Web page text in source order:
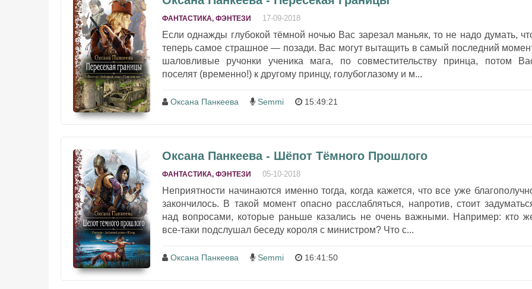
ФАНТАСТИКА, ФЭНТЕЗИ 17-09-2018
Если однажды глубокой тёмной ночью Вас зарезал маньяк, то не надо думать,
теперь самое страшное — позади. Вас могут вытащить в самый последний
шаловливые ручонки ученика мага, по совместительству принца, потом
поселят (временно!) к другому принцу, голубоглазому и м...
Оксана Панкеева Semmi 15:49:21
Оксана Панкеева - Шёпот Тёмного Прошлого
ФАНТАСТИКА, ФЭНТЕЗИ 05-10-2018
Неприятности начинаются именно тогда, когда кажется, что все уже
закончилось. В такой момент опасно расслабляться, напротив, стоит
над вопросами, которые раньше казались не очень важными. Например: кто
все-таки подслушал беседу короля с министром? Что с...
Оксана Панкеева Semmi 16:41:50